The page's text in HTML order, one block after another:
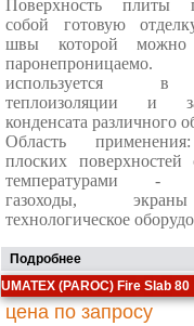
Поверхность плиты
собой готовую
швы которой можно
используется в
теплоизоляции и
конденсата различного
Область
плоских
температурами -
газоходы,
технологическое
Подробнее
UMATEX (PAROC) Fire Slab 80
цена по запросу